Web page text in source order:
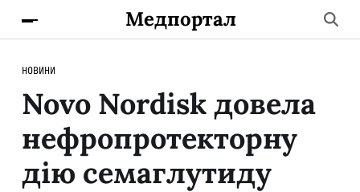
Медпортал
НОВИНИ
Novo Nordisk довела
нефропротекторну
дію семаглутиду